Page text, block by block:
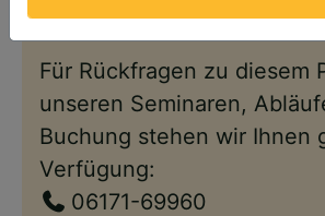
Für Rückfragen zu diesem
unseren Seminaren,
Buchung stehen wir Ihnen
Verfügung:
06171-69960